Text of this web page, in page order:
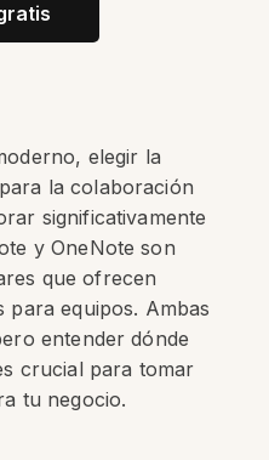
elegir la
la colaboración
significativamente
y OneNote son
que ofrecen
para equipos. Ambas
entender dónde
crucial para tomar
tu negocio.